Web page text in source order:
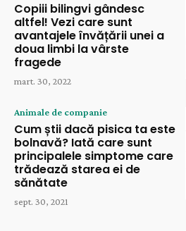
Copiii bilingvi gândesc
altfel! Vezi care sunt
avantajele învățării unei a
doua limbi la vârste
fragede
mart. 30, 2022
Animale de companie
Cum știi dacă pisica ta este
bolnavă? Iată care sunt
principalele simptome care
trădează starea ei de
sănătate
sept. 30, 2021